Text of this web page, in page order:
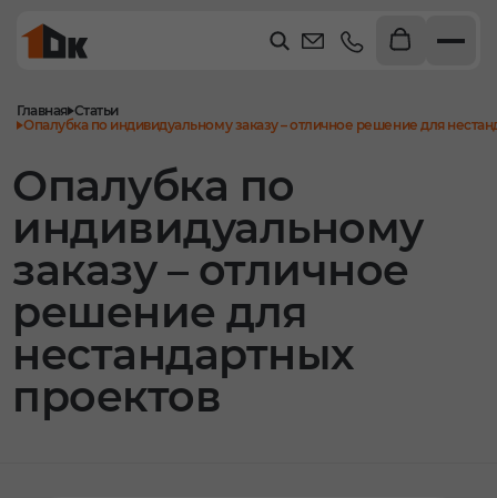
Опалубка по
индивидуальному
заказу – отличное
решение для
нестандартных
проектов
Главная Статьи
Опалубка по индивидуальному заказу – отличное решение для